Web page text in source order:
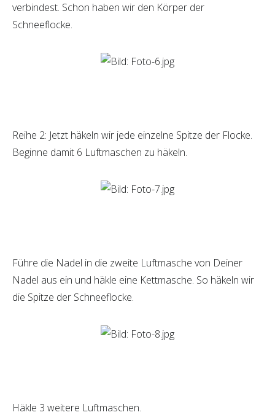
verbindest. Schon haben wir den Körper der
Schneeflocke.
Reihe 2: Jetzt häkeln wir jede einzelne Spitze der Flocke.
Beginne damit 6 Luftmaschen zu häkeln.
Führe die Nadel in die zweite Luftmasche von Deiner
Nadel aus ein und häkle eine Kettmasche. So häkeln wir
die Spitze der Schneeflocke.
Häkle 3 weitere Luftmaschen.